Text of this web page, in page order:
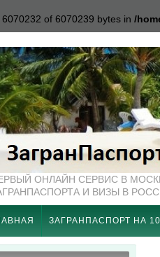
of 6070239 bytes in /
ОНЛАЙН СЕРВИС В
И ВИЗЫ В
ЗАГРАНПАСПОРТ НА